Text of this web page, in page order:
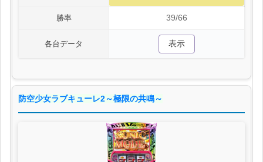
勝率 39/66
各台データ 表示
防空少女ラブキューレ2～極限の共鳴～